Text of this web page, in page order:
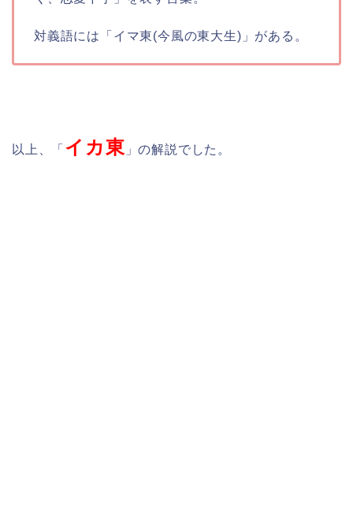
対義語には「イマ東(今風の東大生)」がある。
以上、「 イカ東」の解説でした。